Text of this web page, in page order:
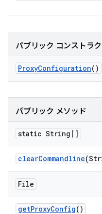
パブリック コンストラク
ProxyConfiguration()
パブリック メソッド
static String[]
clearCommandline
File
getProxyConfig()